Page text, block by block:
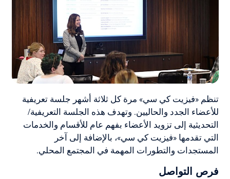
تنظم «فيزيت كي سي» مرة كل ثلاثة أشهر جلسة تعريفية
للأعضاء الجدد والحاليين. وتهدف هذه الجلسة التعريفية/
التحديثية إلى تزويد الأعضاء بفهم عام للأقسام والخدمات
التي تقدمها «فيزيت كي سي»، بالإضافة إلى آخر
المستجدات والتطورات المهمة في المجتمع المحلي.
فرص التواصل